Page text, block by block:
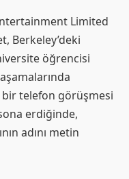
Limited
Berkeley’deki
öğrencisi
bir telefon görüşmesi
erdiğinde,
adını metin